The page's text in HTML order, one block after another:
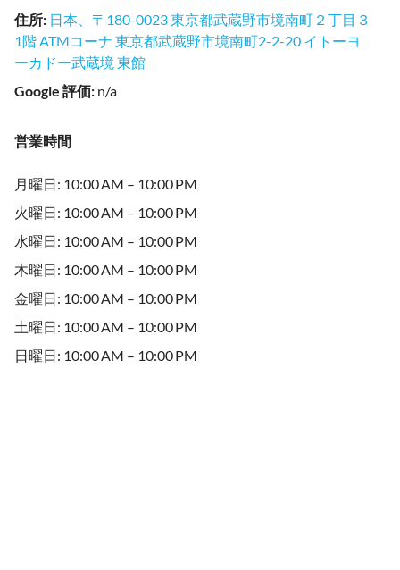
住所: 日本、〒180-0023 東京都武蔵野市境南町２丁目３
1階 ATMコーナ 東京都武蔵野市境南町2-2-20 イトーヨ
ーカドー武蔵境 東館
Google 評価: n/a
営業時間
月曜日: 10:00 AM – 10:00 PM
火曜日: 10:00 AM – 10:00 PM
水曜日: 10:00 AM – 10:00 PM
木曜日: 10:00 AM – 10:00 PM
金曜日: 10:00 AM – 10:00 PM
土曜日: 10:00 AM – 10:00 PM
日曜日: 10:00 AM – 10:00 PM